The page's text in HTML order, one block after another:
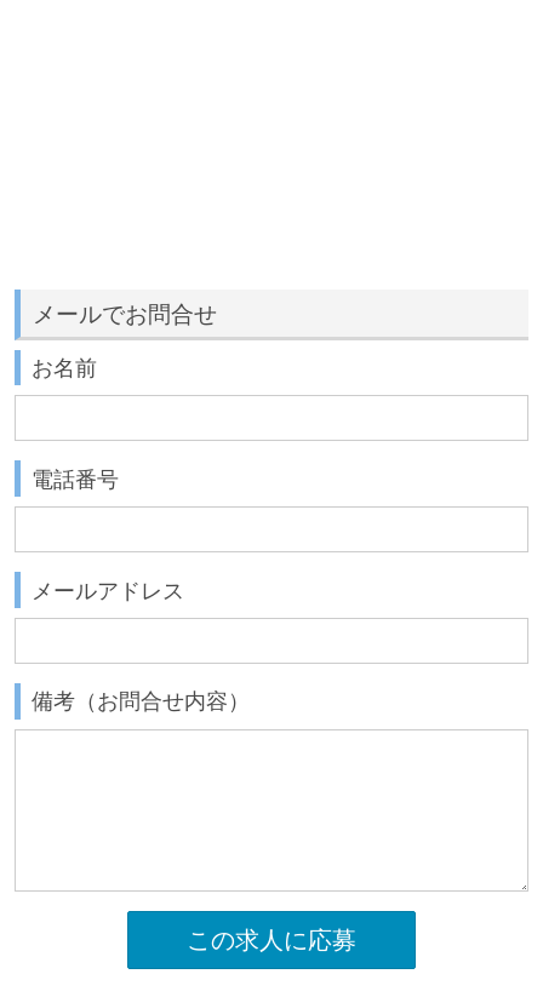
メールでお問合せ
お名前
電話番号
メールアドレス
備考（お問合せ内容）
この求人に応募